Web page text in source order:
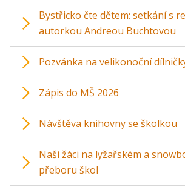
Bystřicko čte dětem: setkání s
autorkou Andreou Buchtovou
Pozvánka na velikonoční
Zápis do MŠ 2026
Návštěva knihovny se školkou
Naši žáci na lyžařském a
přeboru škol